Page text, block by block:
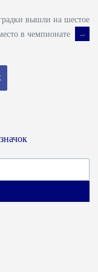
вышли на шестое
в чемпионате
→